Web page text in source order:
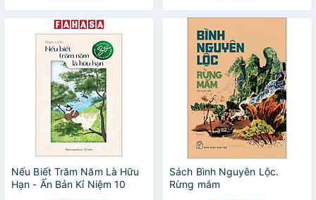
Nếu Biết Trăm Năm Là Hữu
Hạn - Ấn Bản Kỉ Niệm 10
Sách Bình Nguyên Lộc.
Rừng mắm